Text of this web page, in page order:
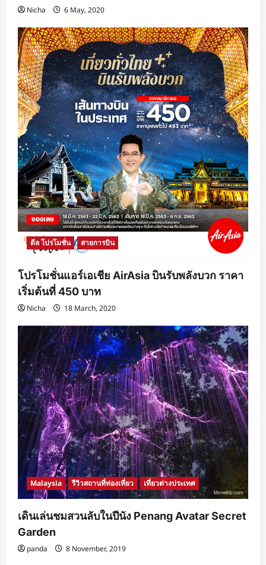
Nicha 6 May, 2020
ดีล โปรโมชั่น สายการบิน
โปรโมชั่นแอร์เอเชีย AirAsia บินรับพลังบวก ราคา
เริ่มต้นที่ 450 บาท
Nicha 18 March, 2020
Malaysia รีวิวสถานที่ท่องเที่ยว เที่ยวต่างประเทศ
เดินเล่นชมสวนลับในปีนัง Penang Avatar Secret
Garden
panda 8 November, 2019